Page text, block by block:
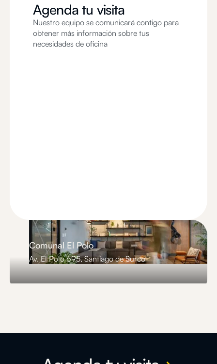
Agenda tu visita
Nuestro equipo se comunicará contigo para
obtener más información sobre tus
necesidades de oficina
Comunal El Polo
Av. El Polo 695, Santiago de Surco